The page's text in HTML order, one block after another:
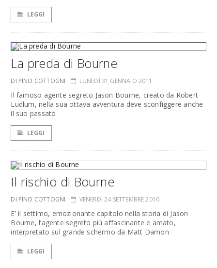
LEGGI
La preda di Bourne
DI PINO COTTOGNI LUNEDÌ 31 GENNAIO 2011
Il famoso agente segreto Jason Bourne, creato da Robert
Ludlum, nella sua ottava avventura deve sconfiggere anche
il suo passato
LEGGI
Il rischio di Bourne
DI PINO COTTOGNI VENERDÌ 24 SETTEMBRE 2010
E’ il settimo, emozionante capitolo nella storia di Jason
Bourne, l’agente segreto più affascinante e amato,
interpretato sul grande schermo da Matt Damon
LEGGI